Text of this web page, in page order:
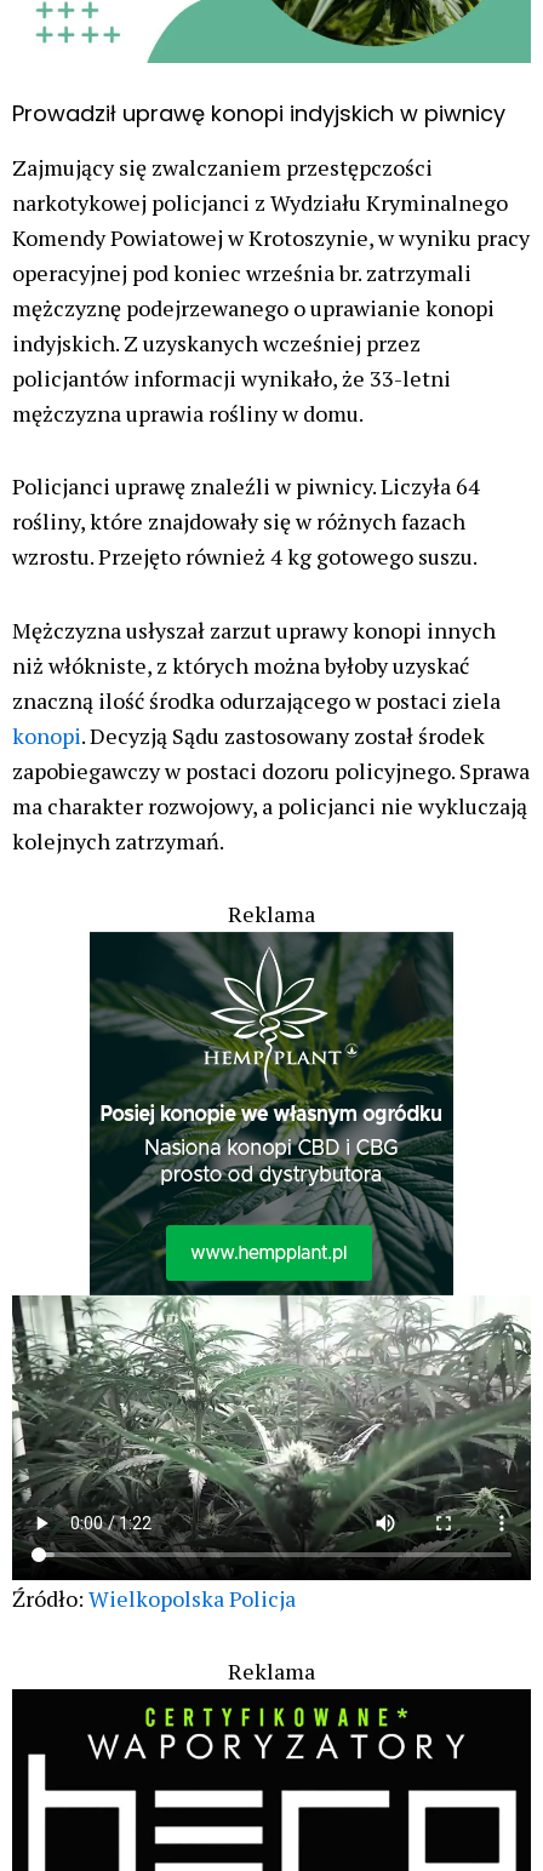
Prowadził uprawę konopi indyjskich w piwnicy
Zajmujący się zwalczaniem przestępczości
narkotykowej policjanci z Wydziału Kryminalnego
Komendy Powiatowej w Krotoszynie, w wyniku pracy
operacyjnej pod koniec września br. zatrzymali
mężczyznę podejrzewanego o uprawianie konopi
indyjskich. Z uzyskanych wcześniej przez
policjantów informacji wynikało, że 33-letni
mężczyzna uprawia rośliny w domu.
Policjanci uprawę znaleźli w piwnicy. Liczyła 64
rośliny, które znajdowały się w różnych fazach
wzrostu. Przejęto również 4 kg gotowego suszu.
Mężczyzna usłyszał zarzut uprawy konopi innych
niż włókniste, z których można byłoby uzyskać
znaczną ilość środka odurzającego w postaci ziela
konopi. Decyzją Sądu zastosowany został środek
zapobiegawczy w postaci dozoru policyjnego. Sprawa
ma charakter rozwojowy, a policjanci nie wykluczają
kolejnych zatrzymań.
Reklama
Źródło: Wielkopolska Policja
Reklama